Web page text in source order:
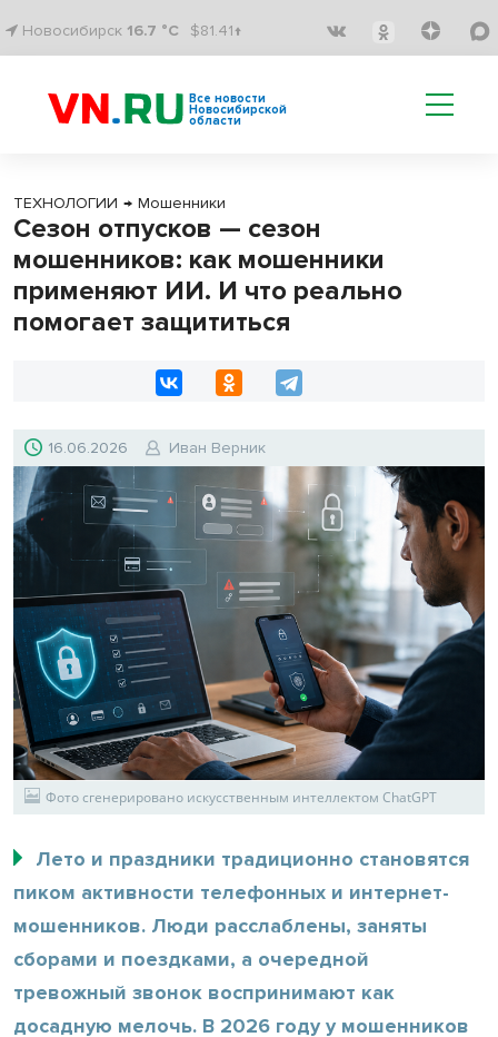
Новосибирск 16.7 °C $81.41↑
Все новости
Новосибирской
области
ТЕХНОЛОГИИ → Мошенники
Сезон отпусков — сезон
мошенников: как мошенники
применяют ИИ. И что реально
помогает защититься
16.06.2026 Иван Верник
Фото сгенерировано искусственным интеллектом ChatGPT
Лето и праздники традиционно становятся
пиком активности телефонных и интернет-
мошенников. Люди расслаблены, заняты
сборами и поездками, а очередной
тревожный звонок воспринимают как
досадную мелочь. В 2026 году у мошенников